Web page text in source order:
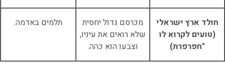
חולד ארץ ישראלי
(טועים לקרוא לו
"חפרפרת)
מכרסם גדול יחסית
שלא רואים את עיניו,
וצבעו הוא כהה.
תלמים באדמה.